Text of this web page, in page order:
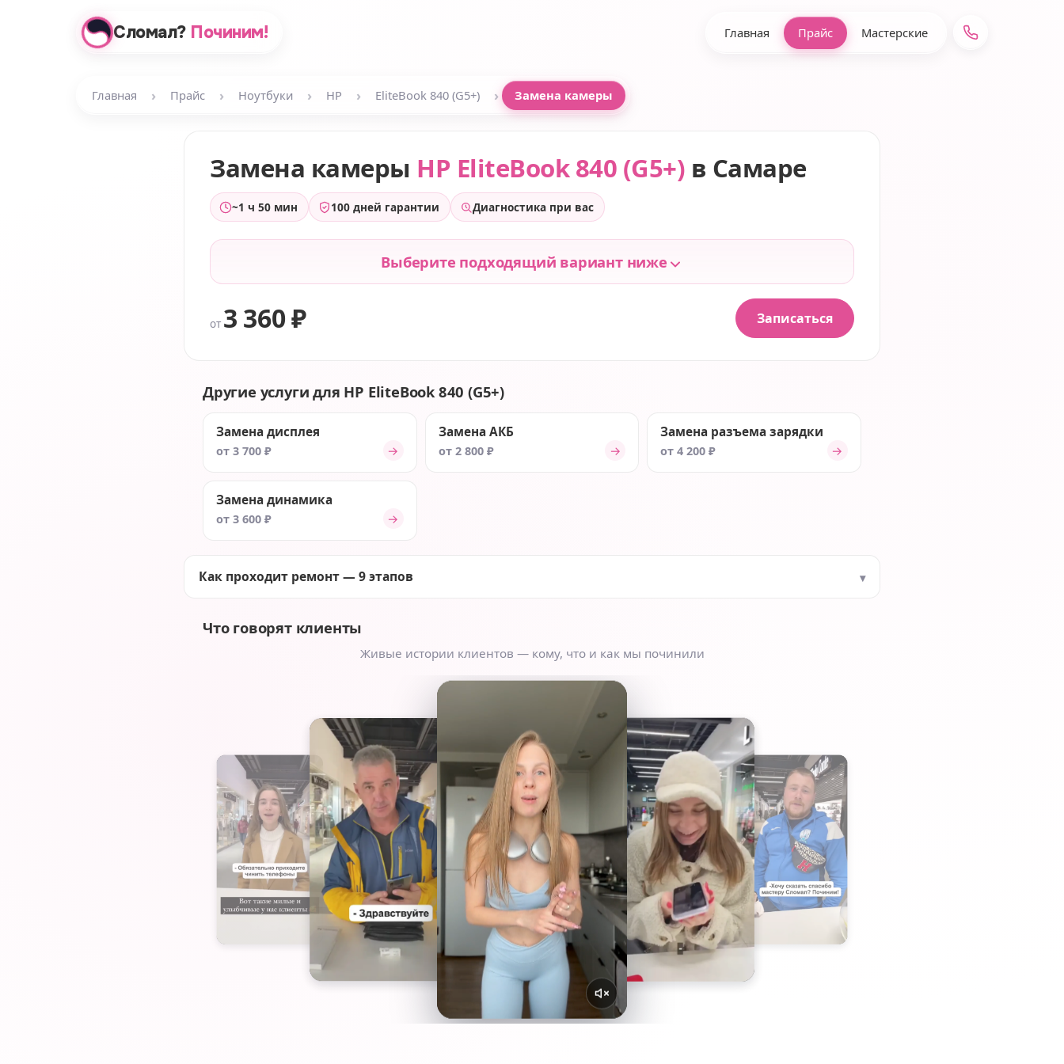
Сломал? Починим! Главная Прайс Мастерские
Главная › Прайс › Ноутбуки › HP › EliteBook 840 (G5+) › Замена камеры
Замена камеры HP EliteBook 840 (G5+) в Самаре
~1 ч 50 мин 100 дней гарантии Диагностика при вас
Выберите подходящий вариант ниже
от 3 360 ₽ Записаться
Другие услуги для HP EliteBook 840 (G5+)
Замена дисплея
от 3 700 ₽ →
Замена АКБ
от 2 800 ₽ →
Замена разъема зарядки
от 4 200 ₽ →
Замена динамика
от 3 600 ₽ →
Как проходит ремонт — 9 этапов
Что говорят клиенты
Живые истории клиентов — кому, что и как мы починили